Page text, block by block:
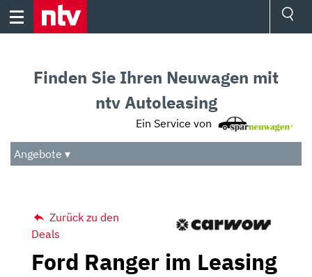
Skip
Audio
Das Beste
Finden Sie Ihren Neuwagen mit
ntv Autoleasing
Ein Service von
Angebote ▾
Zurück zu den
Deals
Ford Ranger im Leasing